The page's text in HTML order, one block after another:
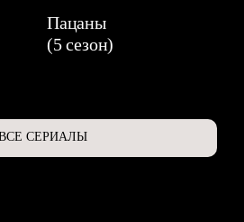
Пацаны
(5 сезон)
СЕРИАЛЫ